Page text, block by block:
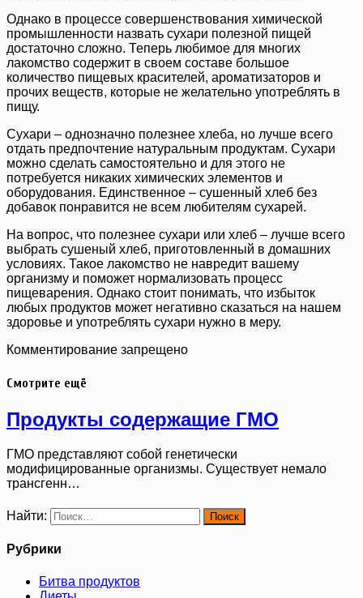
Однако в процессе совершенствования химической
промышленности назвать сухари полезной пищей
достаточно сложно. Теперь любимое для многих
лакомство содержит в своем составе большое
количество пищевых красителей, ароматизаторов и
прочих веществ, которые не желательно употреблять в
пищу.
Сухари – однозначно полезнее хлеба, но лучше всего
отдать предпочтение натуральным продуктам. Сухари
можно сделать самостоятельно и для этого не
потребуется никаких химических элементов и
оборудования. Единственное – сушенный хлеб без
добавок понравится не всем любителям сухарей.
На вопрос, что полезнее сухари или хлеб – лучше всего
выбрать сушеный хлеб, приготовленный в домашних
условиях. Такое лакомство не навредит вашему
организму и поможет нормализовать процесс
пищеварения. Однако стоит понимать, что избыток
любых продуктов может негативно сказаться на нашем
здоровье и употреблять сухари нужно в меру.
Комментирование запрещено
Смотрите ещё
Продукты содержащие ГМО
ГМО представляют собой генетически
модифицированные организмы. Существует немало
трансгенн…
Найти:
Рубрики
Битва продуктов